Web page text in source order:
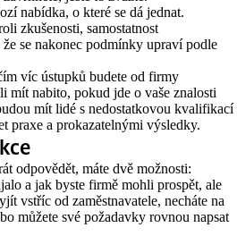
nabídka, o které se dá jednat.
zkušenosti, samostatnost
se nakonec podmínky upraví podle
víc ústupků budete od firmy
mít nabito, pokud jde o vaše znalosti
mít lidé s nedostatkovou kvalifikací
praxe a prokazatelnými výsledky.
odpovědět, máte dvě možnosti:
a jak byste firmě mohli prospět, ale
vstříc od zaměstnavatele, necháte na
můžete své požadavky rovnou napsat